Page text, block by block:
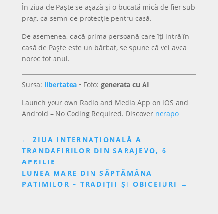
În ziua de Paște se așază și o bucată mică de fier sub
prag, ca semn de protecție pentru casă.
De asemenea, dacă prima persoană care îți intră în
casă de Paște este un bărbat, se spune că vei avea
noroc tot anul.
Sursa: libertatea• Foto: generata cu AI
Launch your own Radio and Media App on iOS and
Android – No Coding Required. Discover nerapo
←ZIUA INTERNAȚIONALĂ A
TRANDAFIRILOR DIN SARAJEVO, 6
APRILIE
LUNEA MARE DIN SĂPTĂMÂNA
PATIMILOR – TRADIȚII ȘI OBICEIURI
→